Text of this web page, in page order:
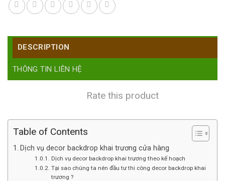
DESCRIPTION
THÔNG TIN LIÊN HỆ
Rate this product
Table of Contents
Dịch vụ decor backdrop khai trương cửa hàng
Dịch vụ decor backdrop khai trương theo kế hoạch
Tại sao chúng ta nên đầu tư thi công decor backdrop khai
trương ?